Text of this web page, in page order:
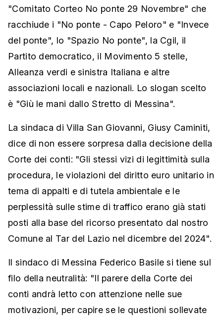
"Comitato Corteo No ponte 29 Novembre" che
racchiude i "No ponte - Capo Peloro" e "Invece
del ponte", lo "Spazio No ponte", la Cgil, il
Partito democratico, il Movimento 5 stelle,
Alleanza verdi e sinistra Italiana e altre
associazioni locali e nazionali. Lo slogan scelto
è "Giù le mani dallo Stretto di Messina".
La sindaca di Villa San Giovanni, Giusy Caminiti,
dice di non essere sorpresa dalla decisione della
Corte dei conti: "Gli stessi vizi di legittimità sulla
procedura, le violazioni del diritto euro unitario in
tema di appalti e di tutela ambientale e le
perplessità sulle stime di traffico erano già stati
posti alla base del ricorso presentato dal nostro
Comune al Tar del Lazio nel dicembre del 2024".
Il sindaco di Messina Federico Basile si tiene sul
filo della neutralità: "Il parere della Corte dei
conti andrà letto con attenzione nelle sue
motivazioni, per capire se le questioni sollevate